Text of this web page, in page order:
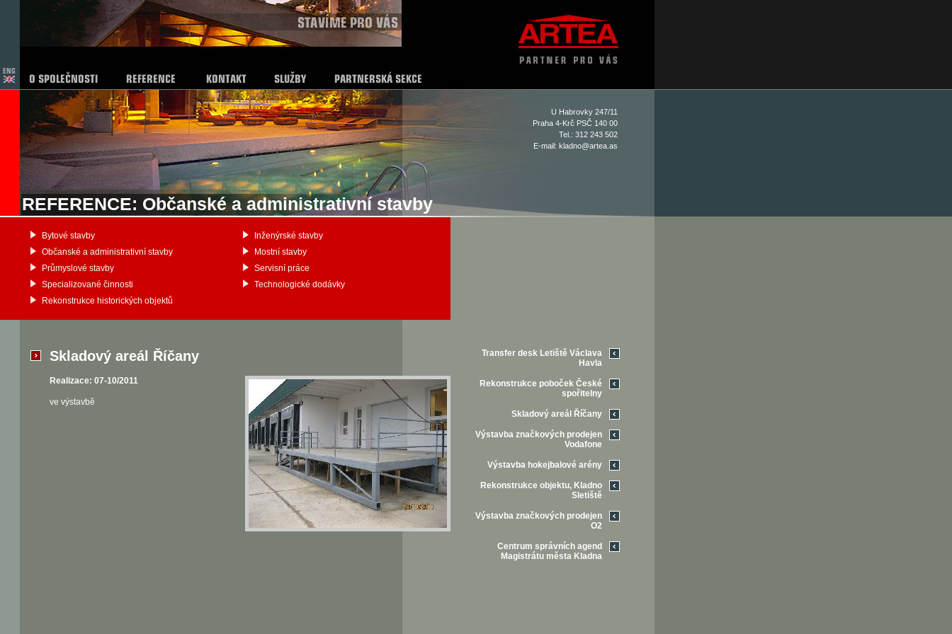
REFERENCE: Občanské a administrativní stavby
U Habrovky 247/11
Praha 4-Krč PSČ 140 00
Tel.: 312 243 502
E-mail: kladno@artea.as
Inženýrské stavby
Mostní stavby
Servisní práce
Technologické dodávky
Bytové stavby
Občanské a administrativní stavby
Průmyslové stavby
Specializované činnosti
Rekonstrukce historických objektů
Skladový areál Říčany
Realizace: 07-10/2011
ve výstavbě
Transfer desk Letiště Václava
Havla
Rekonstrukce poboček České
spořitelny
Skladový areál Říčany
Výstavba značkových prodejen
Vodafone
Výstavba hokejbalové arény
Rekonstrukce objektu, Kladno
Sletiště
Výstavba značkových prodejen
O2
Centrum správních agend
Magistrátu města Kladna